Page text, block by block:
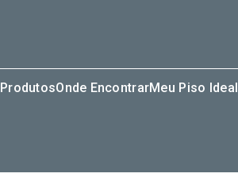
ProdutosOnde EncontrarMeu Piso Ideal